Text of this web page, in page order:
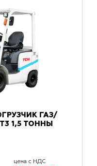
ГАЗ/
1,5 ТОННЫ
цена с НДС